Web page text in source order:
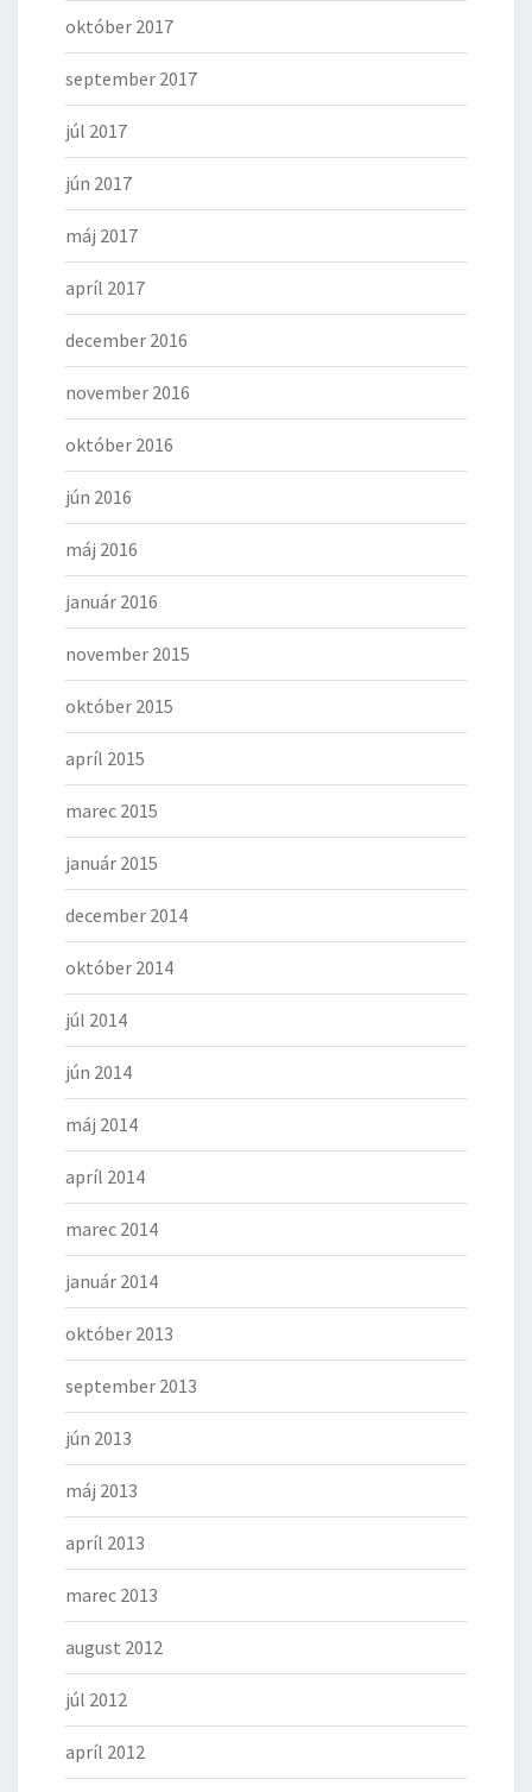
október 2017
september 2017
júl 2017
jún 2017
máj 2017
apríl 2017
december 2016
november 2016
október 2016
jún 2016
máj 2016
január 2016
november 2015
október 2015
apríl 2015
marec 2015
január 2015
december 2014
október 2014
júl 2014
jún 2014
máj 2014
apríl 2014
marec 2014
január 2014
október 2013
september 2013
jún 2013
máj 2013
apríl 2013
marec 2013
august 2012
júl 2012
apríl 2012